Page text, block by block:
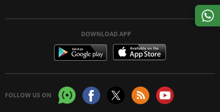
DOWNLOAD APP
FOLLOW US ON